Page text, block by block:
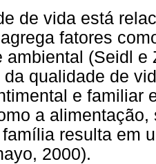
de vida está
fatores
ambiental (Seidl e
da qualidade de
e familiar
a
resulta em
2000).